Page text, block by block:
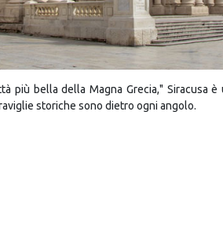
più bella della Magna Grecia," Siracusa
storiche sono dietro ogni angolo.